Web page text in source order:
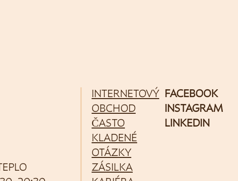
INTERNETOVÝ
OBCHOD
ČASTO
KLADENÉ
OTÁZKY
ZÁSILKA
FACEBOOK
INSTAGRAM
LINKEDIN